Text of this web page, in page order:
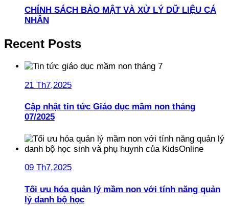
CHÍNH SÁCH BẢO MẬT VÀ XỬ LÝ DỮ LIỆU CÁ
NHÂN
Recent Posts
21 Th7,2025
Cập nhật tin tức Giáo dục mầm non tháng
07/2025
09 Th7,2025
Tối ưu hóa quản lý mầm non với tính năng quản
lý danh bộ học